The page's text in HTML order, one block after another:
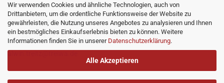
Wir verwenden Cookies und ähnliche Technologien, auch von
Drittanbietern, um die ordentliche Funktionsweise der Website zu
gewährleisten, die Nutzung unseres Angebotes zu analysieren und Ihnen
ein bestmögliches Einkaufserlebnis bieten zu können. Weitere
Informationen finden Sie in unserer Datenschutzerklärung.
Alle Akzeptieren
66687 Wadern
Tel. +49 (0)6871 4202
Fax +49 (0)6871 8932
alwin.treitz@treiwa.de